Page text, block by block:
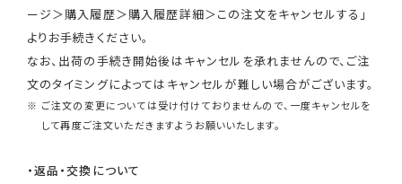
ージ＞購入履歴＞購入履歴詳細＞この注文をキャンセルする」
よりお手続きください。
なお、出荷の手続き開始後はキャンセルを承れませんので、ご注
文のタイミングによってはキャンセルが難しい場合がございます。
※ ご注文の変更については受け付けておりませんので、一度キャンセルを
して再度ご注文いただきますようお願いいたします。
・返品・交換について